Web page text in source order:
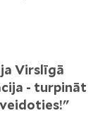
Virslīgā
- turpināt